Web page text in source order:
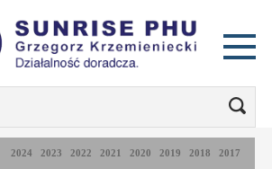
2024 2023 2022 2021 2020 2019 2018 2017